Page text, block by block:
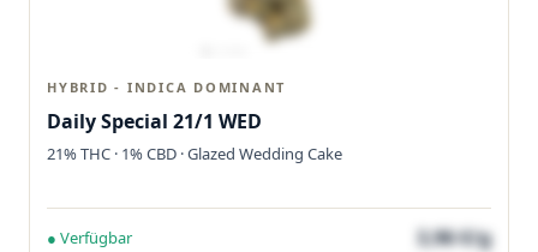
HYBRID - INDICA DOMINANT
Daily Special 21/1 WED
21% THC · 1% CBD · Glazed Wedding Cake
● Verfügbar 3,96 €/g